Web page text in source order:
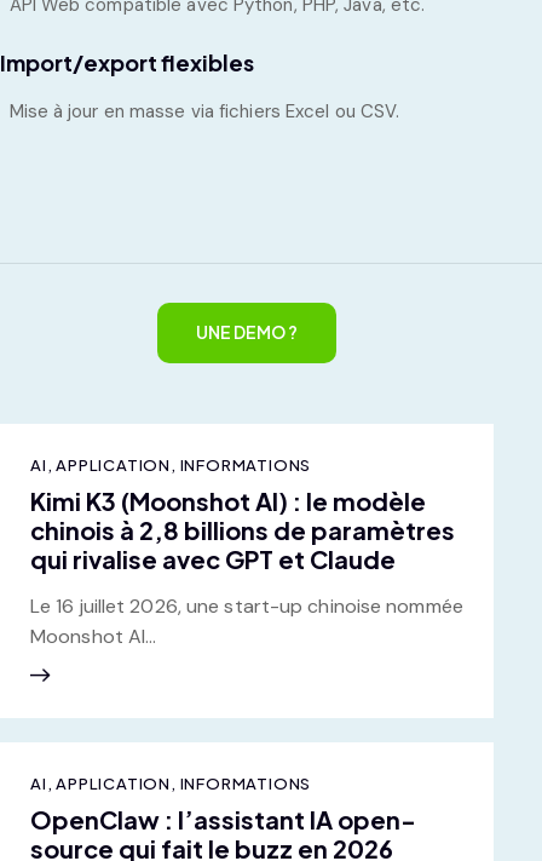
Import/export flexibles
Mise à jour en masse via fichiers Excel ou CSV.
UNE DEMO ?
AI ,APPLICATION , INFORMATIONS
Kimi K3 (Moonshot AI) : le modèle
chinois à 2,8 billions de paramètres
qui rivalise avec GPT et Claude
Le 16 juillet 2026, une start-up chinoise nommée
Moonshot AI…
AI,APPLICATION, INFORMATIONS
OpenClaw : l’assistant IA open-
source qui fait le buzz en 2026